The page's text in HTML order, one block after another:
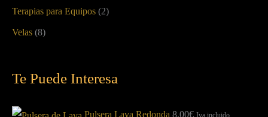
Terapias para Equipos (2)
Velas (8)
Te Puede Interesa
Pulsera Lava Redonda 8.00€ Iva incluido